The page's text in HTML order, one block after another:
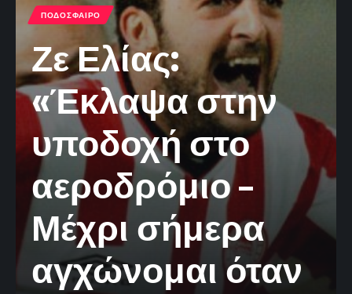
ΠΟΔΟΣΦΑΙΡΟ
Ζε Ελίας:
«Έκλαψα στην
υποδοχή στο
αεροδρόμιο –
Μέχρι σήμερα
αγχώνομαι όταν